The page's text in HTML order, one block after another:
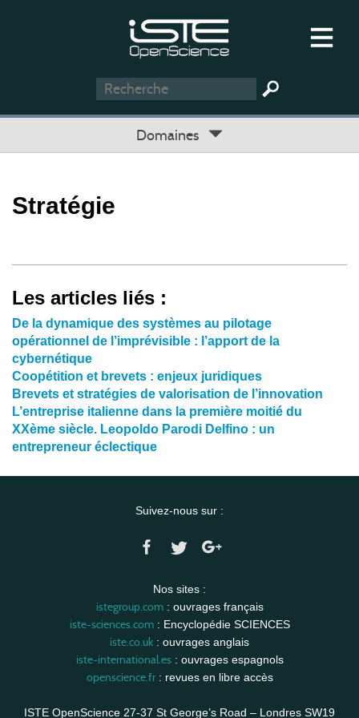
Domaines
Stratégie
Les articles liés :
De la dynamique des systèmes au pilotage
opérationnel de l’imprévisible : l’apport de la
cybernétique
Coopétition et brevets : enjeux juridiques
Brevets et stratégies de valorisation de l’innovation
L’entreprise italienne dans la première moitié du
XXème siècle. Leopoldo Parodi Delfino : un
entrepreneur éclectique
Suivez-nous sur :
Nos sites :
istegroup.com: ouvrages français
iste-sciences.com: Encyclopédie SCIENCES
iste.co.uk : ouvrages anglais
iste-international.es: ouvrages espagnols
openscience.fr: revues en libre accès
ISTE OpenScience 27-37 St George’s Road – Londres SW19